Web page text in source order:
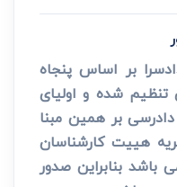
بر اساس پنجاه
تنظیم شده و اولیای
بر همین مبنا
هییت کارشناسان
بنابراین صدور